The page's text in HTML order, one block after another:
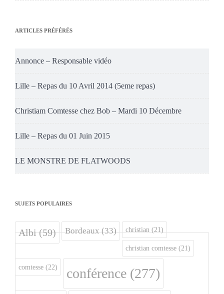
ARTICLES PRÉFÉRÉS
Annonce – Responsable vidéo
Lille – Repas du 10 Avril 2014 (5eme repas)
Christiam Comtesse chez Bob – Mardi 10 Décembre
Lille – Repas du 01 Juin 2015
LE MONSTRE DE FLATWOODS
SUJETS POPULAIRES
Albi(59) Bordeaux(33) christian (21)
christian comtesse (21)
comtesse (22) conférence (277)